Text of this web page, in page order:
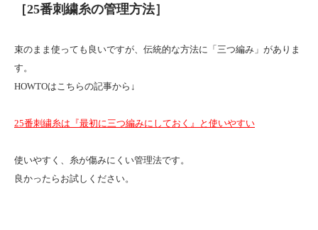
［25番刺繍糸の管理方法］
束のまま使っても良いですが、伝統的な方法に「三つ編み」がありま
す。
HOWTOはこちらの記事から↓
25番刺繍糸は『最初に三つ編みにしておく』と使いやすい
使いやすく、糸が傷みにくい管理法です。
良かったらお試しください。